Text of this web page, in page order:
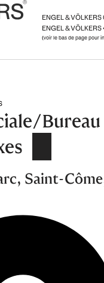
ENGEL &
ENGEL &
(voir le bas de page pour
Saint-